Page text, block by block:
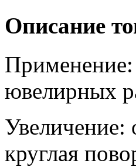
Описание
Применение:
ювелирных
Увеличение:
круглая